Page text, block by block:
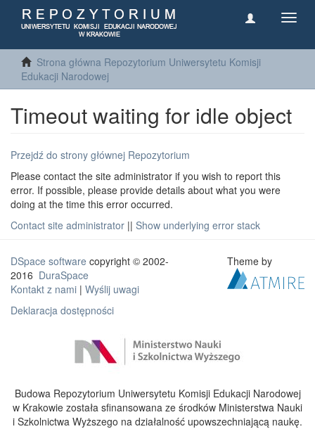
Strona główna Repozytorium Uniwersytetu Komisji
Edukacji Narodowej
Timeout waiting for idle object
Przejdź do strony głównej Repozytorium
Please contact the site administrator if you wish to report this
error. If possible, please provide details about what you were
doing at the time this error occurred.
Contact site administrator || Show underlying error stack
DSpace software copyright © 2002-
2016 DuraSpace
Kontakt z nami | Wyślij uwagi
Deklaracja dostępności
Theme by
Budowa Repozytorium Uniwersytetu Komisji Edukacji Narodowej
w Krakowie została sfinansowana ze środków Ministerstwa Nauki
i Szkolnictwa Wyższego na działalność upowszechniającą naukę.